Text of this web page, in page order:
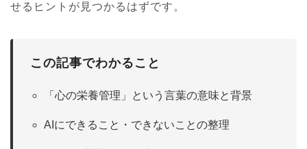
せるヒントが見つかるはずです。
この記事でわかること
「心の栄養管理」という言葉の意味と背景
AIにできること・できないことの整理